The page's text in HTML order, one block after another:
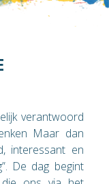
verantwoord
Maar dan
interessant en
De dag begint